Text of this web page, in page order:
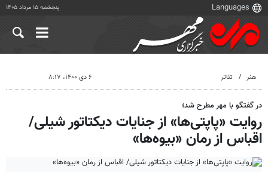
پنجشنبه ۱۵ مرداد ۱۴۰۵
هنر تئاتر ۶ دی ۱۴۰۰، ۸:۱۷
در گفتگو با مهر مطرح شد؛
روایت «پاپتی‌ها» از جنایات دیکتاتور شیلی/
اقباس از رمان «بیوه‌ها»